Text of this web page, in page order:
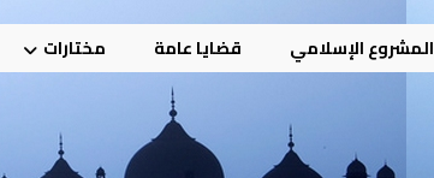
المشروع الإسلامي قضايا عامة مختارات